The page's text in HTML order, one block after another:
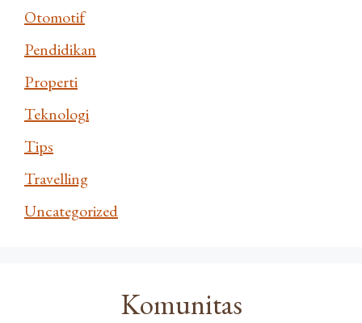
Otomotif
Pendidikan
Properti
Teknologi
Tips
Travelling
Uncategorized
Komunitas